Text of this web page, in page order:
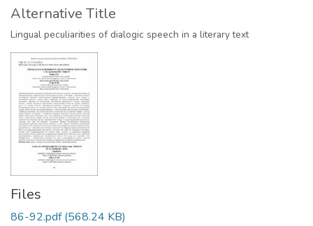
Alternative Title
Lingual peculiarities of dialogic speech in a literary text
Files
86-92.pdf(568.24 KB)